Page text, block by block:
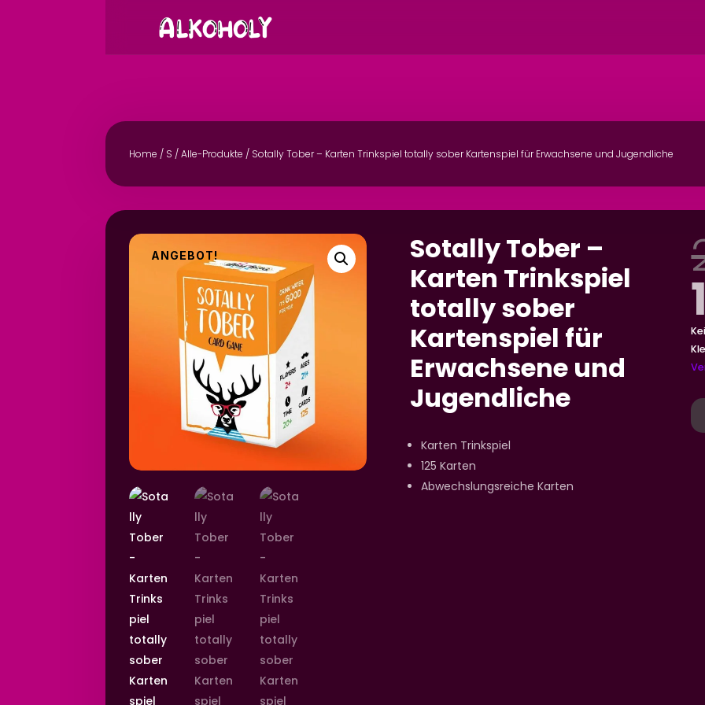
Home / S /Alle-Produkte / Sotally Tober – Karten Trinkspiel totally sober Kartenspiel für Erwachsene und Jugendliche
ANGEBOT!
Sotally Tober –
Karten Trinkspiel
totally sober
Kartenspiel für
Erwachsene und
Jugendliche
Karten Trinkspiel
125 Karten
Abwechslungsreiche Karten